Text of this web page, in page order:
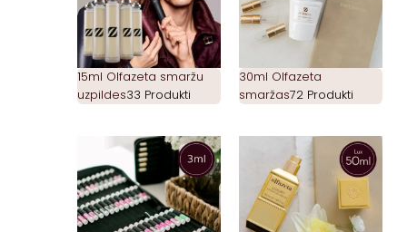
15ml Olfazeta smaržu
uzpildes33 Produkti
30ml Olfazeta
smaržas72 Produkti